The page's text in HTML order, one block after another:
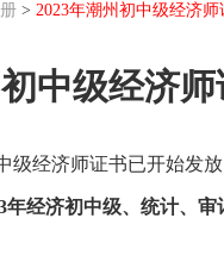
> 2023年潮州初中级经济
中级经济
级经济师证书已开始发
年经济初中级、统计、